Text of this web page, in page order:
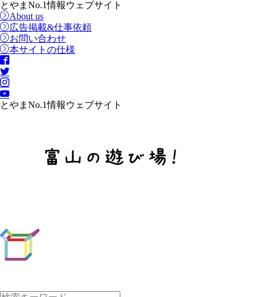
とやまNo.1情報ウェブサイト
About us
広告掲載&仕事依頼
お問い合わせ
本サイトの仕様
とやまNo.1情報ウェブサイト